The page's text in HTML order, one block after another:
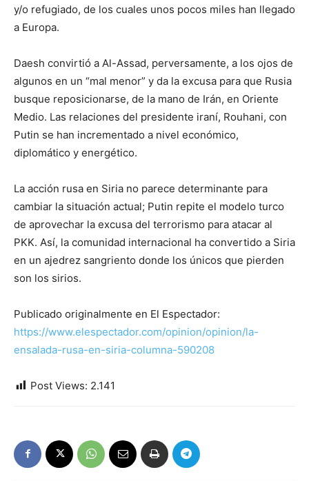
y/o refugiado, de los cuales unos pocos miles han llegado
a Europa.
Daesh convirtió a Al-Assad, perversamente, a los ojos de
algunos en un “mal menor” y da la excusa para que Rusia
busque reposicionarse, de la mano de Irán, en Oriente
Medio. Las relaciones del presidente iraní, Rouhani, con
Putin se han incrementado a nivel económico,
diplomático y energético.
La acción rusa en Siria no parece determinante para
cambiar la situación actual; Putin repite el modelo turco
de aprovechar la excusa del terrorismo para atacar al
PKK. Así, la comunidad internacional ha convertido a Siria
en un ajedrez sangriento donde los únicos que pierden
son los sirios.
Publicado originalmente en El Espectador:
https://www.elespectador.com/opinion/opinion/la-
ensalada-rusa-en-siria-columna-590208
Post Views: 2.141